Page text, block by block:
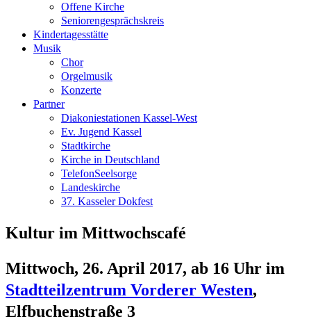
Offene Kirche
Seniorengesprächskreis
Kindertagesstätte
Musik
Chor
Orgelmusik
Konzerte
Partner
Diakoniestationen Kassel-West
Ev. Jugend Kassel
Stadtkirche
Kirche in Deutschland
TelefonSeelsorge
Landeskirche
37. Kasseler Dokfest
Kultur im Mittwochscafé
Mittwoch, 26. April 2017, ab 16 Uhr im
Stadtteilzentrum Vorderer Westen,
Elfbuchenstraße 3